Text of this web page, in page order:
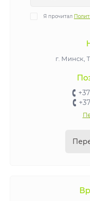
Я прочитал
г. Минск,